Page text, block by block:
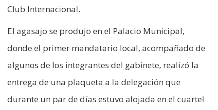
Club Internacional.
El agasajo se produjo en el Palacio Municipal,
donde el primer mandatario local, acompañado de
algunos de los integrantes del gabinete, realizó la
entrega de una plaqueta a la delegación que
durante un par de días estuvo alojada en el cuartel